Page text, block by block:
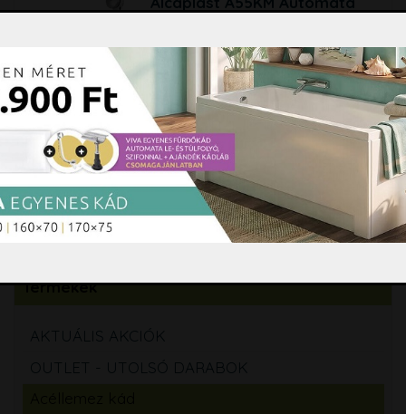
NAGYTÁNYÉROS
15.990 Ft Kosárba
Kaldewei 5030 kádláb szett
csavaros, erősített kivitel
Kosárba
Termékek
AKTUÁLIS AKCIÓK
OUTLET - UTOLSÓ DARABOK